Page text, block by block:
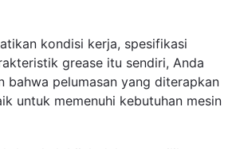
kondisi kerja, spesifikasi
grease itu sendiri, Anda
bahwa pelumasan yang diterapkan
untuk memenuhi kebutuhan mesin